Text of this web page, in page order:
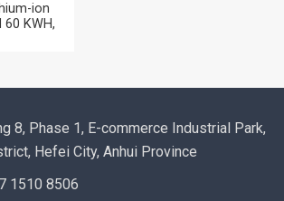
ion
60 KWH,
8, Phase 1, E-commerce Industrial Park,
Hefei City, Anhui Province
1510 8506